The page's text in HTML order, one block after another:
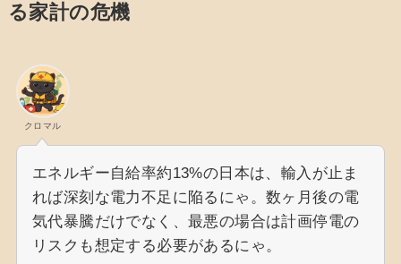
る家計の危機
クロマル
エネルギー自給率約13%の日本は、輸入が止ま
れば深刻な電力不足に陥るにゃ。数ヶ月後の電
気代暴騰だけでなく、最悪の場合は計画停電の
リスクも想定する必要があるにゃ。